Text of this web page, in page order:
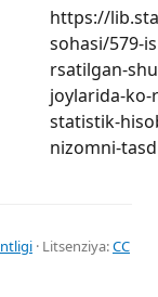
https://
sohasi/579-
rsatilgan-
joylarida-
statistik-
nizomni-
· Litsenziya:CC